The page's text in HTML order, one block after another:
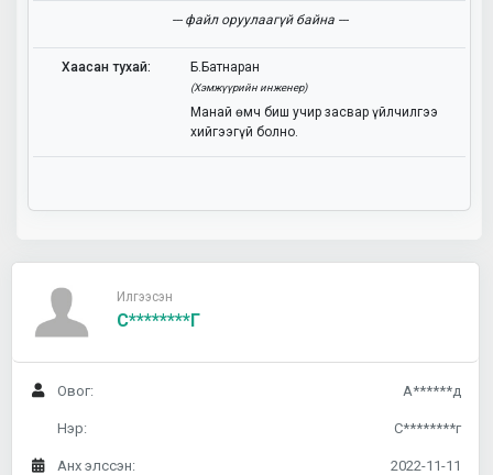
--- файл оруулаагүй байна ---
Хаасан тухай: Б.Батнаран
(Хэмжүүрийн инженер)
Манай өмч биш учир засвар үйлчилгээ
хийгээгүй болно.
Илгээсэн
С********г
Овог: А******д
Нэр: С********г
Анх элссэн: 2022-11-11